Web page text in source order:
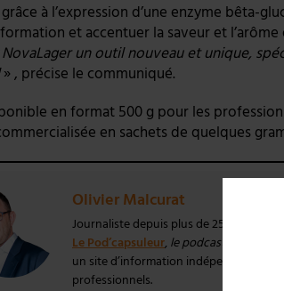
à l’expression d’une enzyme bêta-
et accentuer la saveur et l’arôme
un outil nouveau et unique,
» , précise le communiqué.
en format 500 g pour les
en sachets de quelques
Olivier Malcurat
Journaliste depuis plus de 25 ans,
Le Pod’capsuleur, le podcast qui aime
un site d’information indépendant et
professionnels.